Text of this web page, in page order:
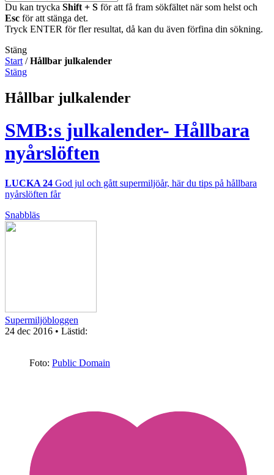
Du kan trycka Shift + S för att få fram sökfältet när som helst och
Esc för att stänga det.
Tryck ENTER för fler resultat, då kan du även förfina din sökning.
Stäng
Start /Hållbar julkalender
Stäng
Hållbar julkalender
SMB:s julkalender- Hållbara
nyårslöften
LUCKA 24 God jul och gått supermiljöår, här du tips på hållbara
nyårslöften får
Snabbläs
Supermiljöbloggen
24 dec 2016 • Lästid:
Foto: Public Domain